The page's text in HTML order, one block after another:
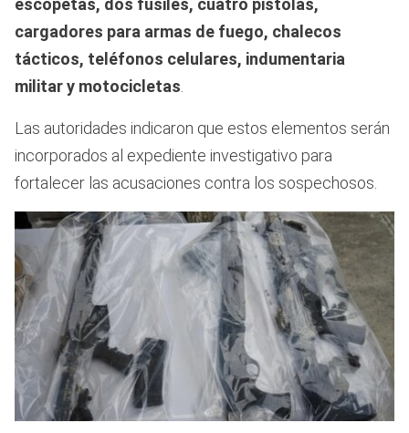
escopetas, dos fusiles, cuatro pistolas,
cargadores para armas de fuego, chalecos
tácticos, teléfonos celulares, indumentaria
militar y motocicletas.
Las autoridades indicaron que estos elementos serán
incorporados al expediente investigativo para
fortalecer las acusaciones contra los sospechosos.